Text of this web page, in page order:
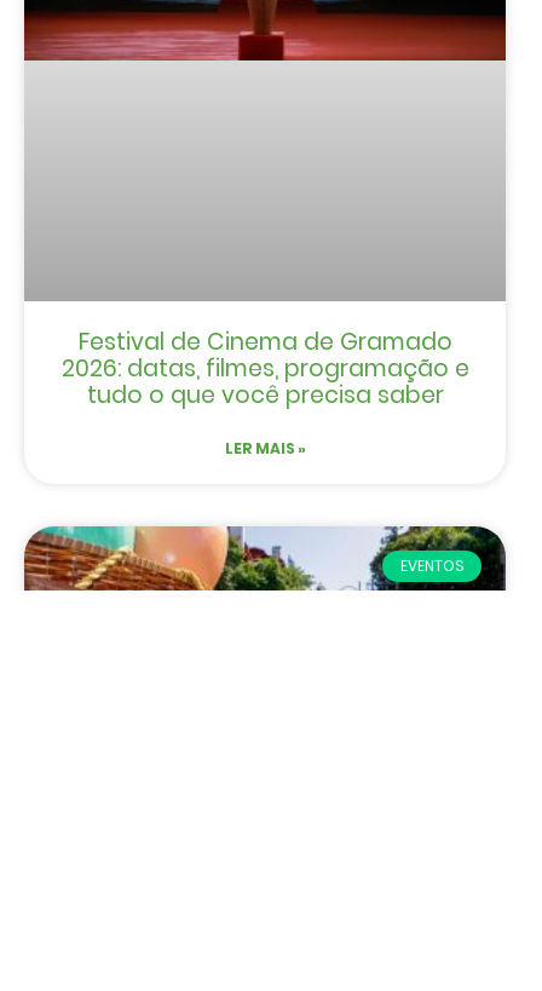
Festival de Cinema de Gramado
2026: datas, filmes, programação e
tudo o que você precisa saber
LER MAIS »
EVENTOS